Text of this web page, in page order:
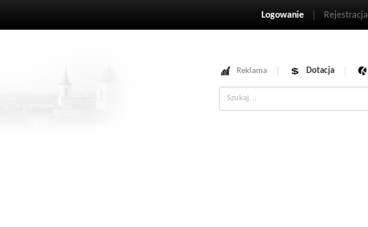
Logowanie Rejestracja
Reklama Dotacja